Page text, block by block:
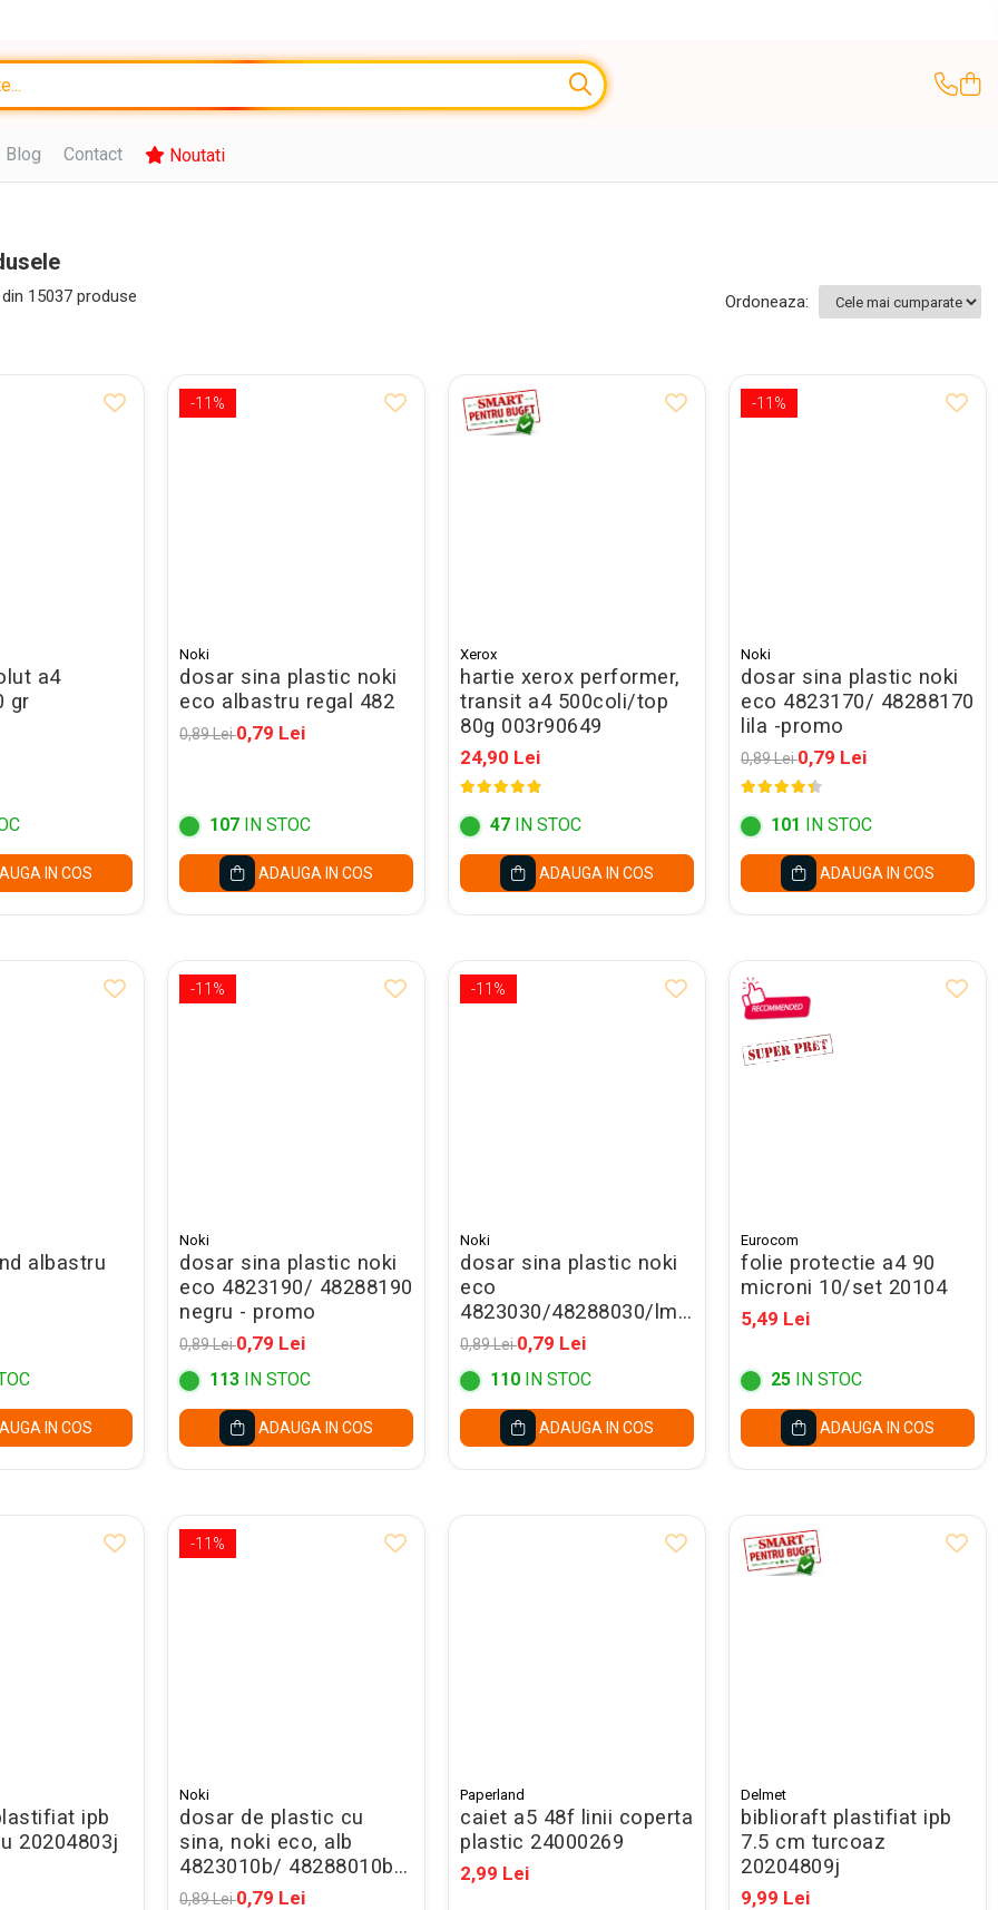
Blog Contact Noutati
din 15037 produse Ordoneaza:
a4
gr
IN COS
-11%
Noki
dosar sina plastic noki
eco albastru regal 482
0,89 Lei0,79 Lei
107 IN STOC
ADAUGA IN COS
Xerox
hartie xerox performer,
transit a4 500coli/top
80g 003r90649
24,90 Lei
47 IN STOC
ADAUGA IN COS
-11%
Noki
dosar sina plastic noki
eco 4823170/ 48288170
lila -promo
0,89 Lei0,79 Lei
101 IN STOC
ADAUGA IN COS
albastru
IN COS
-11%
Noki
dosar sina plastic noki
eco 4823190/ 48288190
negru - promo
0,89 Lei0,79 Lei
113 IN STOC
ADAUGA IN COS
-11%
Noki
dosar sina plastic noki
eco
4823030/48288030/lm016
galben -promo
0,89 Lei0,79 Lei
110 IN STOC
ADAUGA IN COS
Eurocom
folie protectie a4 90
microni 10/set 20104
5,49 Lei
25 IN STOC
ADAUGA IN COS
ipb
20204803j
-11%
Noki
dosar de plastic cu
sina, noki eco, alb
4823010b/ 48288010b -
promo
0,89 Lei0,79 Lei
Paperland
caiet a5 48f linii coperta
plastic 24000269
2,99 Lei
Delmet
biblioraft plastifiat ipb
7.5 cm turcoaz
20204809j
9,99 Lei